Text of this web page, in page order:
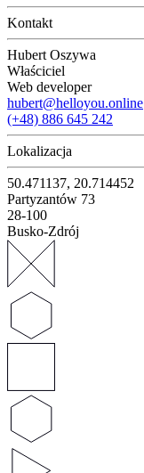
Kontakt
Hubert Oszywa
Właściciel
Web developer
hubert@helloyou.online
(+48) 886 645 242
Lokalizacja
50.471137, 20.714452
Partyzantów 73
28-100
Busko-Zdrój